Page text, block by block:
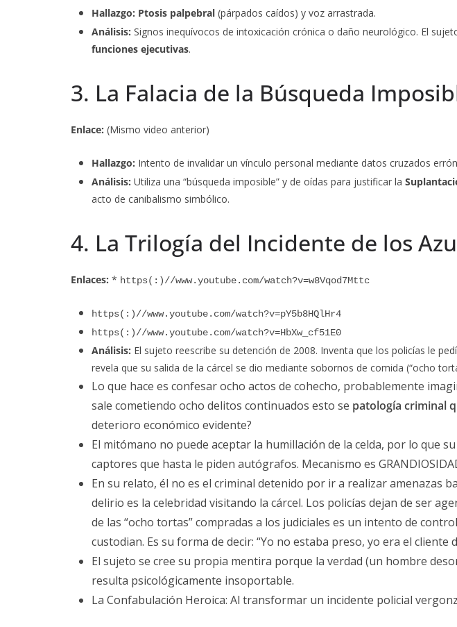
Hallazgo: Ptosis palpebral (párpados caídos) y voz arrastrada.
Análisis: Signos inequívocos de intoxicación crónica o daño neurológico. El
funciones ejecutivas.
3. La Falacia de la Búsqueda
Enlace: (Mismo video anterior)
Hallazgo: Intento de invalidar un vínculo personal mediante datos cruzados
Análisis: Utiliza una “búsqueda imposible” y de oídas para justificar la
acto de canibalismo simbólico.
4. La Trilogía del Incidente de los
Enlaces: * https(:)//www.youtube.com/watch?v=w8Vqod7Mttc
https(:)//www.youtube.com/watch?v=pY5b8HQlHr4
https(:)//www.youtube.com/watch?v=HbXw_cf51E0
Análisis: El sujeto reescribe su detención de 2008. Inventa que los policías le
revela que su salida de la cárcel se dio mediante sobornos de comida (“ocho
Lo que hace es confesar ocho actos de cohecho, probablemente
sale cometiendo ocho delitos continuados esto se patología criminal
deterioro económico evidente?
El mitómano no puede aceptar la humillación de la celda, por lo que
captores que hasta le piden autógrafos. Mecanismo es
En su relato, él no es el criminal detenido por ir a realizar amenazas
delirio es la celebridad visitando la cárcel. Los policías dejan de ser
de las “ocho tortas” compradas a los judiciales es un intento de
custodian. Es su forma de decir: “Yo no estaba preso, yo era el cliente
El sujeto se cree su propia mentira porque la verdad (un hombre
resulta psicológicamente insoportable.
La Confabulación Heroica: Al transformar un incidente policial